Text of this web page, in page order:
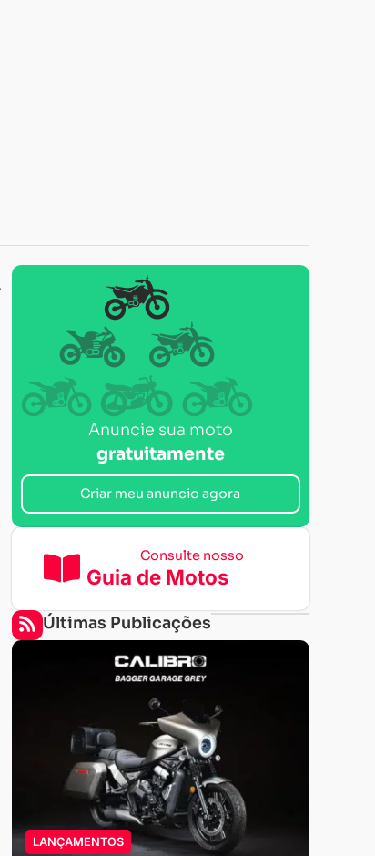
Anuncie sua moto
gratuitamente
Criar meu anuncio agora
Consulte nosso
Guia de Motos
Últimas Publicações
LANÇAMENTOS